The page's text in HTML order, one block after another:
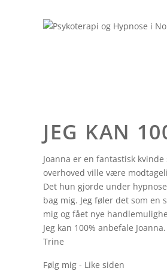
JEG KAN
Joanna er en fantastisk
overhoved ville være
Det hun gjorde under
bag mig. Jeg føler det som
mig og fået nye
Jeg kan 100% anbefale
Trine
Følg mig - Like siden